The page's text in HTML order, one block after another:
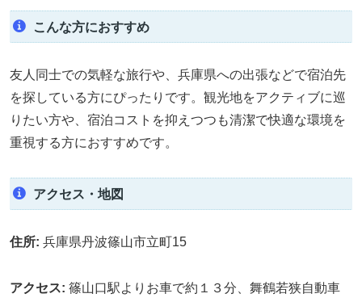
こんな方におすすめ
友人同士での気軽な旅行や、兵庫県への出張などで宿泊先
を探している方にぴったりです。観光地をアクティブに巡
りたい方や、宿泊コストを抑えつつも清潔で快適な環境を
重視する方におすすめです。
アクセス・地図
住所: 兵庫県丹波篠山市立町15
アクセス: 篠山口駅よりお車で約１３分、舞鶴若狭自動車